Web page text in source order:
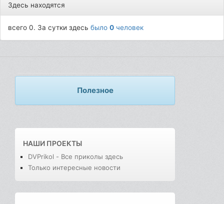
Здесь находятся
всего 0. За сутки здесьбыло0 человек
Полезное
НАШИ ПРОЕКТЫ
DVPrikol - Все приколы здесь
Только интересные новости